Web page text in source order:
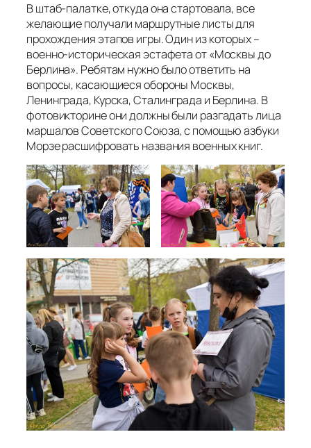
В штаб-палатке, откуда она стартовала, все
желающие получали маршрутные листы для
прохождения этапов игры. Один из которых –
военно-историческая эстафета от «Москвы до
Берлина». Ребятам нужно было ответить на
вопросы, касающиеся обороны Москвы,
Ленинграда, Курска, Сталинграда и Берлина. В
фотовикторине они должны были разгадать лица
маршалов Советского Союза, с помощью азбуки
Морзе расшифровать названия военных книг.